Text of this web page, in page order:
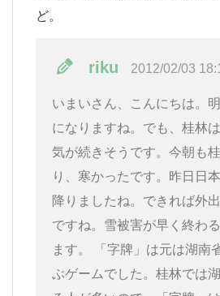
ど。
riku 2012/02/03
いまいさん、こんにちは。
になりますね。でも、桂林
気が続きそうです。今朝も
り、寒かったです。昨日日
降りましたね。できれば外
ですね。雪被害が早く終わ
ます。 「字牌」は元は湖南
ぶゲームでした。桂林では